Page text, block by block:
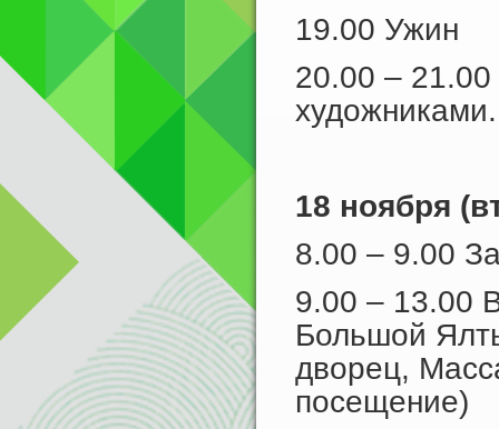
19.00 Ужин
20.00 –
18 ноября
8.00 – 9.00
9.00 – 13.00
Большой
дворец,
посещение)